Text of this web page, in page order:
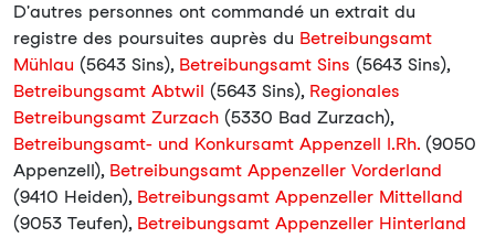
D'autres personnes ont commandé un extrait du
registre des poursuites auprès du Betreibungsamt
Mühlau (5643 Sins), Betreibungsamt Sins (5643 Sins),
Betreibungsamt Abtwil (5643 Sins), Regionales
Betreibungsamt Zurzach (5330 Bad Zurzach),
Betreibungsamt- und Konkursamt Appenzell I.Rh. (9050
Appenzell), Betreibungsamt Appenzeller Vorderland
(9410 Heiden), Betreibungsamt Appenzeller Mittelland
(9053 Teufen), Betreibungsamt Appenzeller Hinterland